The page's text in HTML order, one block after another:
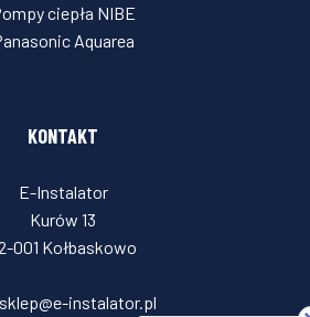
ciepła NIBE
Aquarea
KONTAKT
E-Instalator
Kurów 13
001 Kołbaskowo
sklep@e-instalator.pl